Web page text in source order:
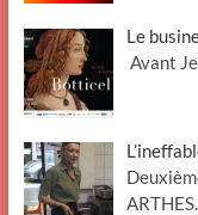
Le
Avant